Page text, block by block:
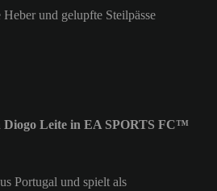
Heber und gelupfte Steilpässe
Diogo Leite in EA SPORTS FC™
Portugal und spielt als